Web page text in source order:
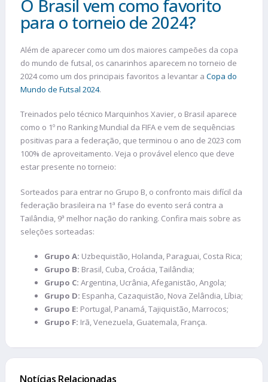
O Brasil vem como favorito
para o torneio de 2024?
Além de aparecer como um dos maiores campeões da copa
do mundo de futsal, os canarinhos aparecem no torneio de
2024 como um dos principais favoritos a levantar a Copa do
Mundo de Futsal 2024.
Treinados pelo técnico Marquinhos Xavier, o Brasil aparece
como o 1º no Ranking Mundial da FIFA e vem de sequências
positivas para a federação, que terminou o ano de 2023 com
100% de aproveitamento. Veja o provável elenco que deve
estar presente no torneio:
Sorteados para entrar no Grupo B, o confronto mais difícil da
federação brasileira na 1ª fase do evento será contra a
Tailândia, 9ª melhor nação do ranking. Confira mais sobre as
seleções sorteadas:
Grupo A: Uzbequistão, Holanda, Paraguai, Costa Rica;
Grupo B: Brasil, Cuba, Croácia, Tailândia;
Grupo C: Argentina, Ucrânia, Afeganistão, Angola;
Grupo D: Espanha, Cazaquistão, Nova Zelândia, Líbia;
Grupo E: Portugal, Panamá, Tajiquistão, Marrocos;
Grupo F: Irã, Venezuela, Guatemala, França.
Notícias Relacionadas